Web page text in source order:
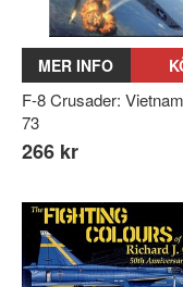
MER INFO
F-8 Crusader:
73
266 kr